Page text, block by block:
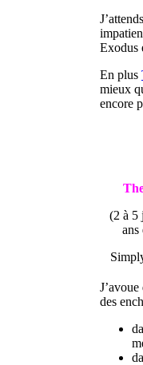
Exodus
En plus
mieux
encore
(2 à 5
ans
des